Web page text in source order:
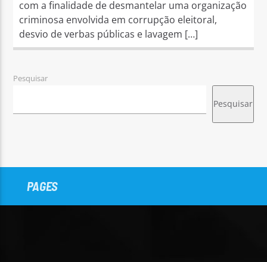
com a finalidade de desmantelar uma organização
criminosa envolvida em corrupção eleitoral,
desvio de verbas públicas e lavagem […]
Pesquisar
Pesquisar
PAGES